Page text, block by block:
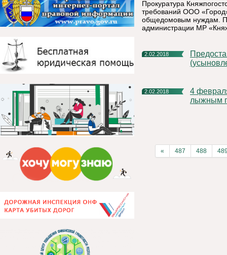
Прокуратура
требований ООО
общедомовым нуждам.
администрации МР
2.02.2018
Предоставление ежемесячной выплаты в связи с рождением
2.02.2018
4 февраля состоится первенство Княжпогостского района по
лыжным
« 487 488